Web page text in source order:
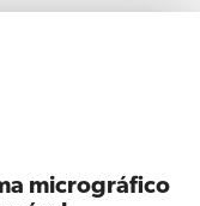
micrográfico